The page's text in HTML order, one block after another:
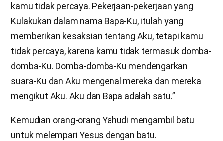
kamu tidak percaya. Pekerjaan-pekerjaan yang
Kulakukan dalam nama Bapa-Ku, itulah yang
memberikan kesaksian tentang Aku, tetapi kamu
tidak percaya, karena kamu tidak termasuk domba-
domba-Ku. Domba-domba-Ku mendengarkan
suara-Ku dan Aku mengenal mereka dan mereka
mengikut Aku. Aku dan Bapa adalah satu.”
Kemudian orang-orang Yahudi mengambil batu
untuk melempari Yesus dengan batu.